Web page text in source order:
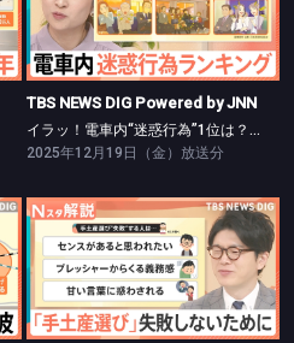
TBS NEWS DIG Powered by JNN
イラッ！電車内“迷惑行為”1位は？【Nスタ】
TBS NEWS DIG Powered by JNN
イラッ！電車内“迷惑行為”1位は？【Nスタ】
2025年12月19日（金）放送分
TBS NEWS DIG Powered by JNN
“失敗しない”手土産【Nスタ】